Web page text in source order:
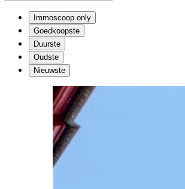
Immoscoop only
Goedkoopste
Duurste
Oudste
Nieuwste